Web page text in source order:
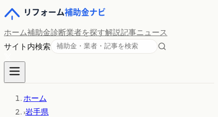
ホーム補助金診断業者を探す解説記事ニュース
サイト内検索
ホーム
›岩手県